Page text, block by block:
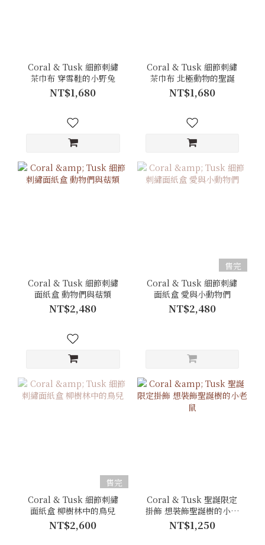
Coral & Tusk 細節刺繡
茶巾布 穿雪鞋的小野兔
NT$1,680
Coral & Tusk 細節刺繡
茶巾布 北極動物的聖誕
NT$1,680
Coral & Tusk 細節刺繡
面紙盒 動物們與菇類
NT$2,480
售完
Coral & Tusk 細節刺繡
面紙盒 愛與小動物們
NT$2,480
售完
Coral & Tusk 細節刺繡
面紙盒 柳樹林中的鳥兒
NT$2,600
Coral & Tusk 聖誕限定
掛飾 想裝飾聖誕樹的小老
鼠
NT$1,250